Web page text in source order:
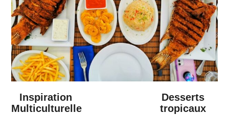
Inspiration
Multiculturelle
Desserts
tropicaux